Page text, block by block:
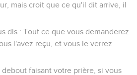
mais croit que ce qu'il dit arrive, il
dis : Tout ce que vous demanderez
l'avez reçu, et vous le verrez
debout faisant votre prière, si vous